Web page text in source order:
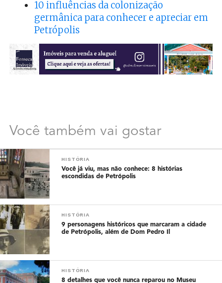
10 influências da colonização
germânica para conhecer e apreciar em
Petrópolis
Você também vai gostar
HISTÓRIA
Você já viu, mas não conhece: 8 histórias
escondidas de Petrópolis
HISTÓRIA
9 personagens históricos que marcaram a cidade
de Petrópolis, além de Dom Pedro Il
HISTÓRIA
8 detalhes que você nunca reparou no Museu